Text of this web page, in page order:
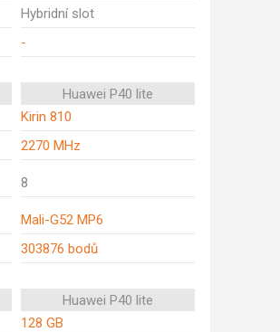
Hybridní slot
-
Huawei P40 lite
Kirin 810
2270 MHz
8
Mali-G52 MP6
303876 bodů
Huawei P40 lite
128 GB